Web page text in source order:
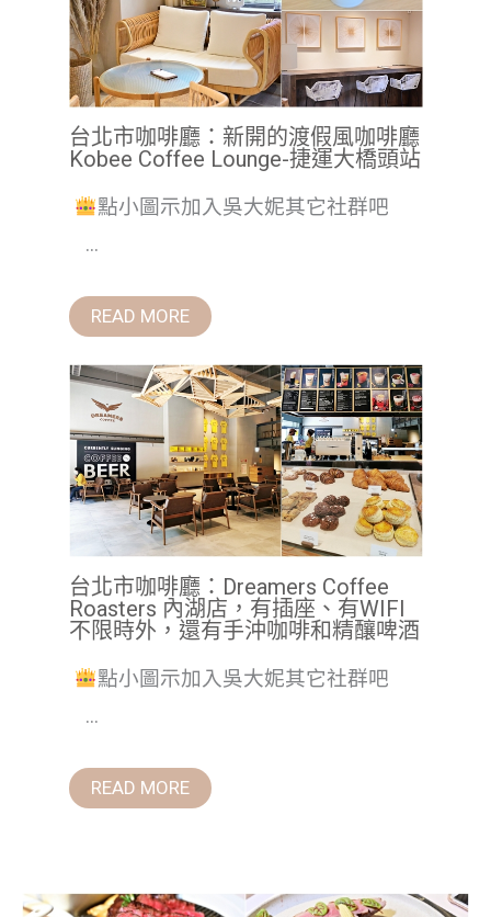
台北市咖啡廳：新開的渡假風咖啡廳
Kobee Coffee Lounge-捷運大橋頭站
點小圖示加入吳大妮其它社群吧
...
READ MORE
台北市咖啡廳：Dreamers Coffee
Roasters 內湖店，有插座、有WIFI
不限時外，還有手沖咖啡和精釀啤酒
點小圖示加入吳大妮其它社群吧
...
READ MORE